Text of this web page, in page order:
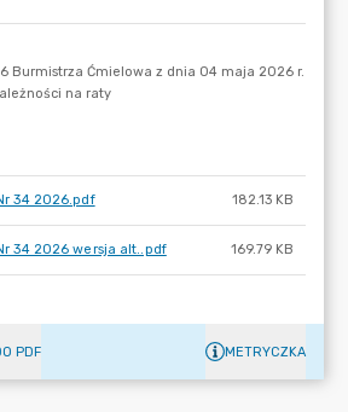
34 2026.pdf 182.13 KB
34 2026 wersja alt..pdf 169.79 KB
PDF METRYCZKA